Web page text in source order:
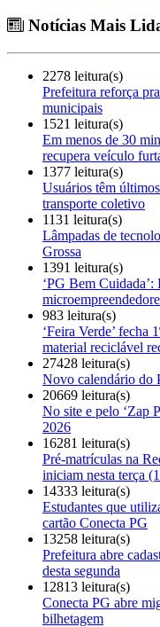
Notícias Mais
2278 leitura(s)
Prefeitura reforça
municipais
1521 leitura(s)
Em menos de 30
recupera veículo
1377 leitura(s)
Usuários têm
transporte coletivo
1131 leitura(s)
Lâmpadas de
Grossa
1391 leitura(s)
‘PG Bem Cuidada’:
983 leitura(s)
‘Feira Verde’ fecha
material reciclável
27428 leitura(s)
Novo calendário do
20669 leitura(s)
No site e pelo ‘Zap
2026
16281 leitura(s)
Pré-matrículas na
iniciam nesta terça
14333 leitura(s)
Estudantes que
cartão Conecta PG
13258 leitura(s)
Prefeitura abre
desta segunda
12813 leitura(s)
Conecta PG abre
bilhetagem